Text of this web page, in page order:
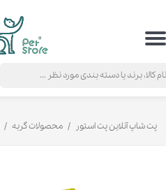
حساب کاربری من
خروج از حساب کاربری
پت شاپ آنلاین پت استور محصولات گربه